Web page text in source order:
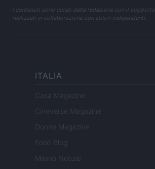
I contenuti sono curati dalla redazione con il
realizzati in collaborazione con autori indipendenti.
ITALIA
Casa Magazine
Cineverse Magazine
Donne Magazine
Food Blog
Milano Notizie